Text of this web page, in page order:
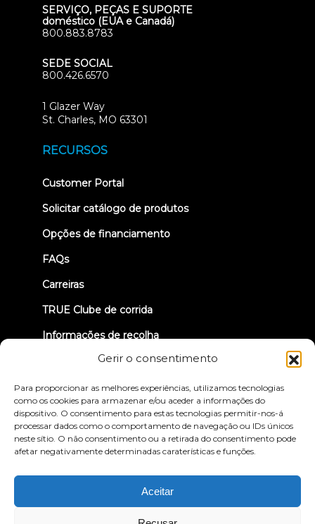
Gerir o consentimento
Para proporcionar as melhores experiências, utilizamos tecnologias
como os cookies para armazenar e/ou aceder a informações do
dispositivo. O consentimento para estas tecnologias permitir-nos-á
processar dados como o comportamento de navegação ou IDs únicos
neste sítio. O não consentimento ou a retirada do consentimento pode
afetar negativamente determinadas caraterísticas e funções.
Aceitar
SERVIÇO, PEÇAS E SUPORTE
doméstico (EUA e Canadá)
800.883.8783
SEDE SOCIAL
800.426.6570
1 Glazer Way
St. Charles, MO 63301
RECURSOS
Customer Portal(opens
new
Solicitar catálogo de produtos
Opções de financiamento
FAQs
Carreiras
TRUE Clube de corrida
Informações de recolha
© 2026 True Fitness. All Rights Reserved
Política de privacidade
Termos e condições
Declaração de acessibilidade